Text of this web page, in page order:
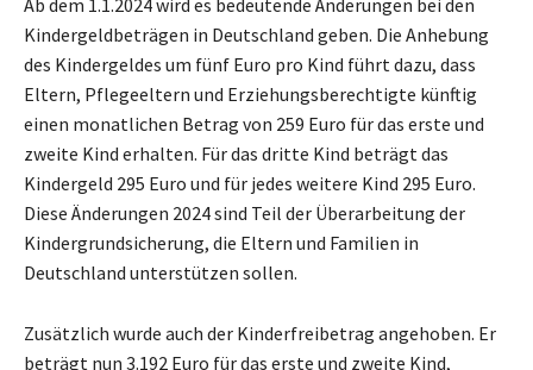
Kindergeldbeträgen in Deutschland geben. Die Anhebung
des Kindergeldes um fünf Euro pro Kind führt dazu, dass
Eltern, Pflegeeltern und Erziehungsberechtigte künftig
einen monatlichen Betrag von 259 Euro für das erste und
zweite Kind erhalten. Für das dritte Kind beträgt das
Kindergeld 295 Euro und für jedes weitere Kind 295 Euro.
Diese Änderungen 2024 sind Teil der Überarbeitung der
Kindergrundsicherung, die Eltern und Familien in
Deutschland unterstützen sollen.
Zusätzlich wurde auch der Kinderfreibetrag angehoben. Er
beträgt nun 3.192 Euro für das erste und zweite Kind,